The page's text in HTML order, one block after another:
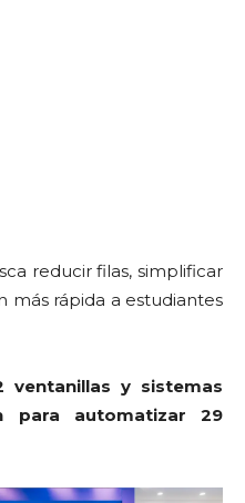
reducir filas, simplificar
más rápida a estudiantes
y sistemas
para automatizar 29